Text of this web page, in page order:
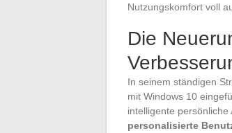
Nutzungskomfort voll
Die
In seinem ständigen
mit Windows 10
intelligente
personalisierte